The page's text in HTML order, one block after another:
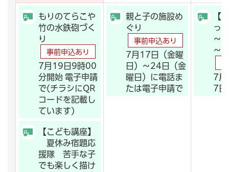
もりのてらこや
竹の水鉄砲づく
り
事前申込あり
7月19日9時00
分開始 電子申請
で(チラシにQR
コードを記載し
ています)
親と子の施設め
ぐり
事前申込あり
7月17日（金曜
日）～24日（金
曜日）に電話ま
たは電子申請で
【
っ
～
～
7月
7日
【こども講座】
夏休み宿題応
援隊 苦手な子
でも楽しく描け